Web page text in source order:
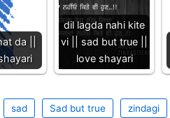
da ||
dil lagda nahi kite
vi || sad but true ||
love shayari
sad Sad but true zindagi